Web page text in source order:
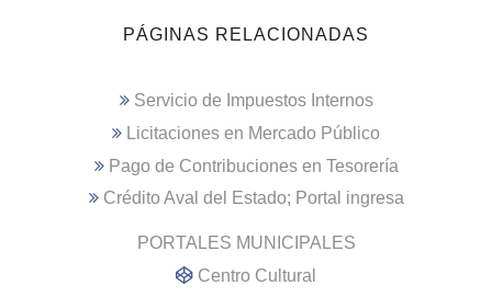
PÁGINAS RELACIONADAS
Servicio de Impuestos Internos
Licitaciones en Mercado Público
Pago de Contribuciones en Tesorería
Crédito Aval del Estado; Portal ingresa
PORTALES MUNICIPALES
Centro Cultural